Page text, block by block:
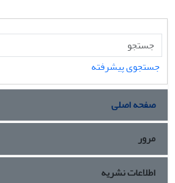
جستجوی پیشرفته
صفحه اصلی
مرور
اطلاعات نشریه